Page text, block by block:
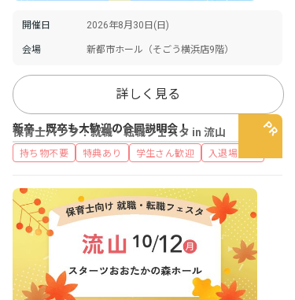
開催日 2026年8月30日(日)
会場 新都市ホール（そごう横浜店9階）
詳しく見る
保育士バンク！就職・転職フェスタ in 流山
新卒・既卒も大歓迎の合同説明会！
持ち物不要 特典あり 学生さん歓迎 入退場自由